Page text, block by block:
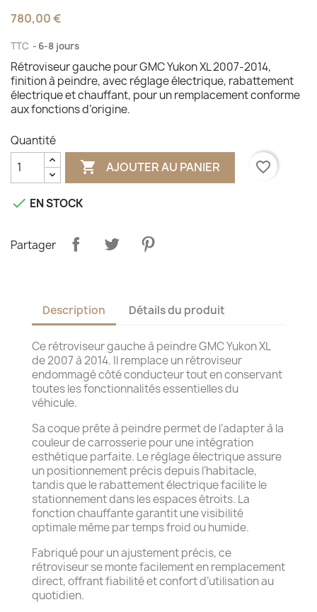
780,00 €
TTC 6-8 jours
Rétroviseur gauche pour GMC Yukon XL 2007-2014,
finition à peindre, avec réglage électrique, rabattement
électrique et chauffant, pour un remplacement conforme
aux fonctions d’origine.
Quantité
 AJOUTER AU PANIER favorite_border
 EN STOCK
Partager
Description Détails du produit
Ce rétroviseur gauche à peindre GMC Yukon XL
de 2007 à 2014. Il remplace un rétroviseur
endommagé côté conducteur tout en conservant
toutes les fonctionnalités essentielles du
véhicule.
Sa coque prête à peindre permet de l’adapter à la
couleur de carrosserie pour une intégration
esthétique parfaite. Le réglage électrique assure
un positionnement précis depuis l’habitacle,
tandis que le rabattement électrique facilite le
stationnement dans les espaces étroits. La
fonction chauffante garantit une visibilité
optimale même par temps froid ou humide.
Fabriqué pour un ajustement précis, ce
rétroviseur se monte facilement en remplacement
direct, offrant fiabilité et confort d’utilisation au
quotidien.